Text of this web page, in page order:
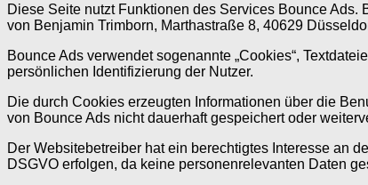
Diese Seite nutzt Funktionen des Services Bounce
von Benjamin Trimborn, Marthastraße 8, 40629
Bounce Ads verwendet sogenannte „Cookies“,
persönlichen Identifizierung der Nutzer.
Die durch Cookies erzeugten Informationen über die
von Bounce Ads nicht dauerhaft gespeichert oder
Der Websitebetreiber hat ein berechtigtes Interesse an
DSGVO erfolgen, da keine personenrelevanten Daten